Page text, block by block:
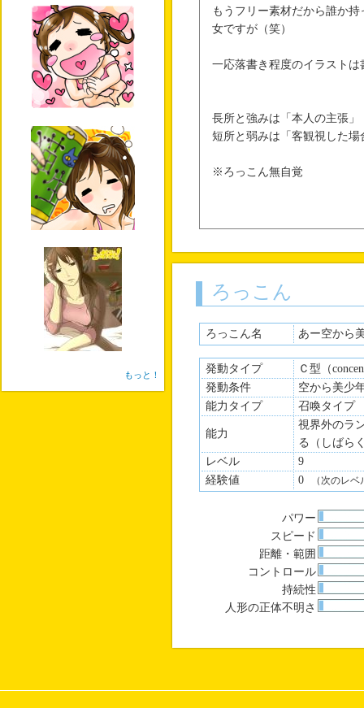
もうフリー素材だから誰か
女ですが（笑）
一応落書き程度のイラスト
長所と強みは「本人の主張」
短所と弱みは「客観視した
※ろっこん無自覚
ろっこん
ろっこん名 あー空から
発動タイプ
Ｃ型（
発動条件
空から美少
能力タイプ
召喚タイプ
能力
視界外のラ
る（しばら
レベル
9
経験値
0 （次のレ
パワー
スピード
距離・範囲
コントロール
持続性
人形の正体不明さ
もっと！